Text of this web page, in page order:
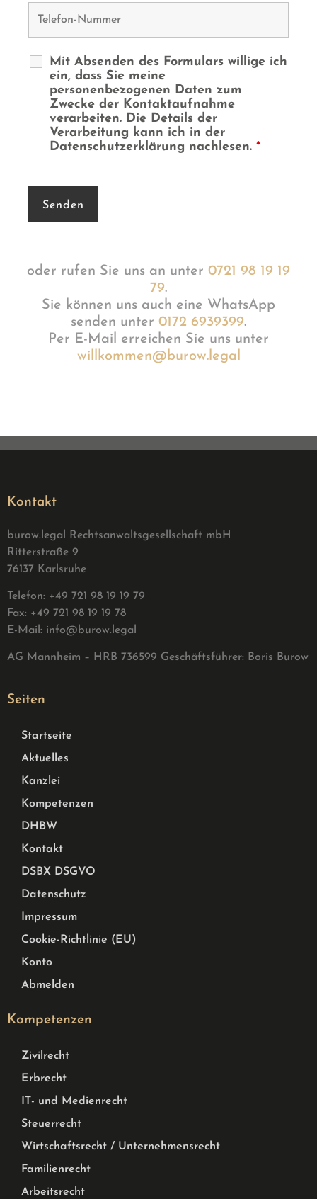
Mit Absenden des Formulars willige ich
ein, dass Sie meine
personenbezogenen Daten zum
Zwecke der Kontaktaufnahme
verarbeiten. Die Details der
Verarbeitung kann ich in der
Datenschutzerklärung nachlesen. *
oder rufen Sie uns an unter 0721 98 19 19
79.
Sie können uns auch eine WhatsApp
senden unter 0172 6939399.
Per E-Mail erreichen Sie uns unter
willkommen@burow.legal
Kontakt
burow.legal Rechtsanwaltsgesellschaft mbH
Ritterstraße 9
76137 Karlsruhe
Telefon: +49 721 98 19 19 79
Fax: +49 721 98 19 19 78
E-Mail: info@burow.legal
AG Mannheim – HRB 736599 Geschäftsführer: Boris Burow
Seiten
Startseite
Aktuelles
Kanzlei
Kompetenzen
DHBW
Kontakt
DSBX DSGVO
Datenschutz
Impressum
Cookie-Richtlinie (EU)
Konto
Abmelden
Kompetenzen
Zivilrecht
Erbrecht
IT- und Medienrecht
Steuerrecht
Wirtschaftsrecht / Unternehmensrecht
Familienrecht
Arbeitsrecht